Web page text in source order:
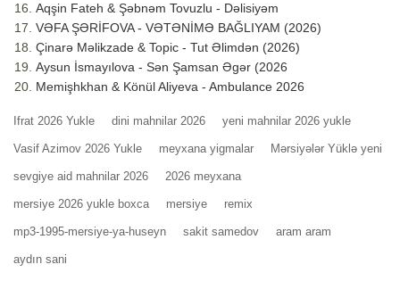
Aqşin Fateh & Şəbnəm Tovuzlu - Dəlisiyəm
VƏFA ŞƏRİFOVA - VƏTƏNİMƏ BAĞLIYAM (2026)
Çinarə Məlikzade & Topic - Tut Əlimdən (2026)
Aysun İsmayılova - Sən Şamsan Əgər (2026
Memişhkhan & Könül Aliyeva - Ambulance 2026
Ifrat 2026 Yukle dini mahnilar 2026 yeni mahnilar 2026 yukle
Vasif Azimov 2026 Yukle meyxana yigmalar Mərsiyələr Yüklə yeni
sevgiye aid mahnilar 2026 2026 meyxana
mersiye 2026 yukle boxca mersiye remix
mp3-1995-mersiye-ya-huseyn sakit samedov aram aram
aydın sani